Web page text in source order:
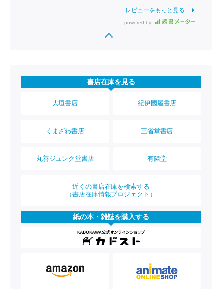
レビューをもっと見る
powered by
書店在庫を見る
大垣書店 紀伊國屋書店
くまざわ書店 三省堂書店
丸善ジュンク堂書店 有隣堂
近くの書店在庫を検索する
（書店在庫情報プロジェクト）
紙の本・雑誌を購入する